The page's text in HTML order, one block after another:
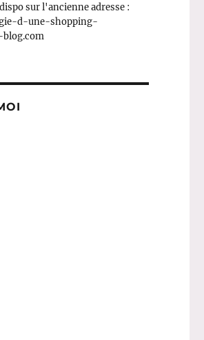
sur l'ancienne adresse :
d-une-shopping-
blog.com